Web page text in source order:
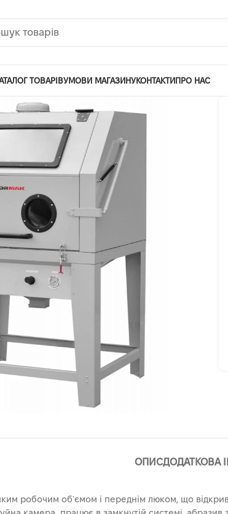
ТОВАРІВУМОВИ МАГАЗИНУКОНТАКТИПРО НАС
ОПИСДОДАТКОВА
робочим об`ємом і переднім люком, що